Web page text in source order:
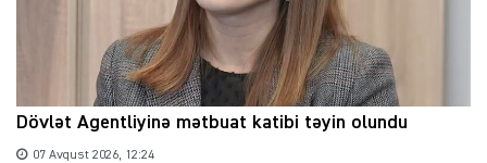
Dövlət Agentliyinə mətbuat katibi təyin olundu
07 Avqust 2026, 12:24